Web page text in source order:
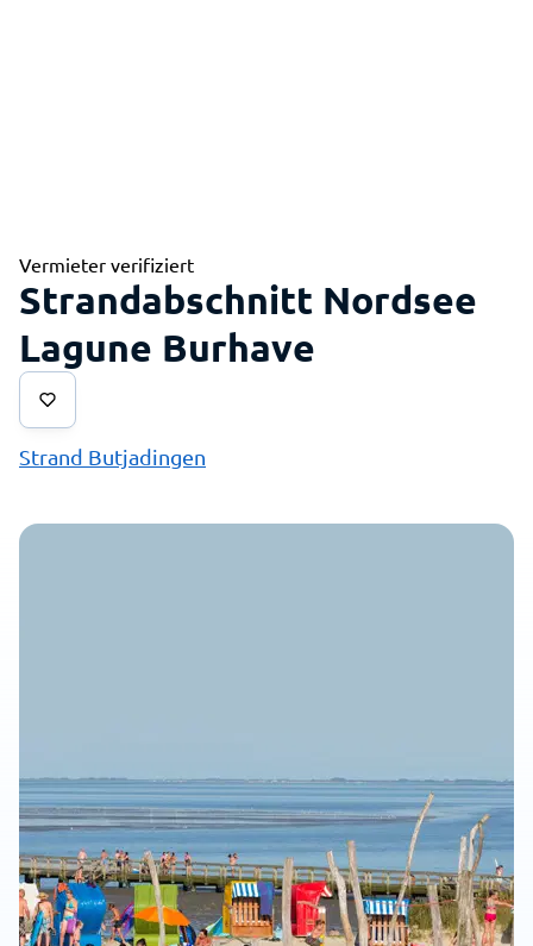
Vermieter verifiziert
Strandabschnitt Nordsee
Lagune Burhave
Strand Butjadingen